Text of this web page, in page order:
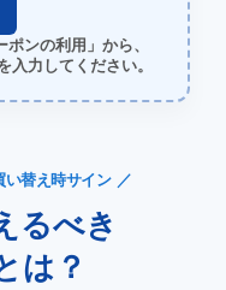
ンの利用」から、
入力してください。
い替え時サイン
るべき
は？